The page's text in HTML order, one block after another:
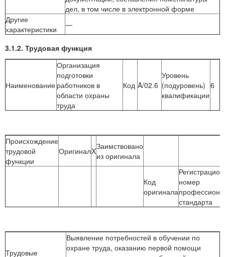
дел, в том числе в электронной форме
Другие
характеристики
—
3.1.2. Трудовая функция
Наименование
Организация
подготовки
работников в
области охраны
труда
Код A/02.6
Уровень
(подуровень)
квалификации
6
Происхождение
трудовой
функции
ОригиналXЗаимствовано
из оригинала
Код
оригинала
номер
стандарта
Трудовые
Выявление потребностей в обучении по
охране труда, оказанию первой помощи